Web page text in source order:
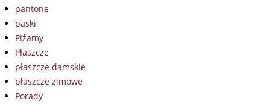
pantone
paski
Piżamy
Płaszcze
płaszcze damskie
płaszcze zimowe
Porady